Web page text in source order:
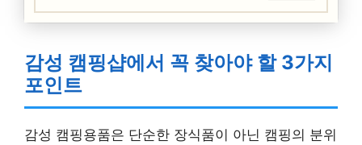
감성 캠핑샵에서 꼭 찾아야 할 3가지
포인트
감성 캠핑용품은 단순한 장식품이 아닌 캠핑의 분위